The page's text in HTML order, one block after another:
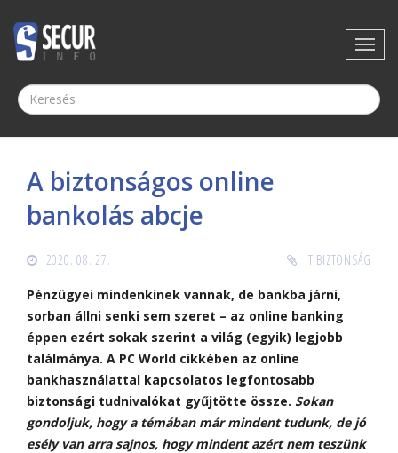
A biztonságos online
bankolás abcje
2020. 08. 27. IT BIZTONSÁG
Pénzügyei mindenkinek vannak, de bankba járni,
sorban állni senki sem szeret – az online banking
éppen ezért sokak szerint a világ (egyik) legjobb
találmánya. A PC World cikkében az online
bankhasználattal kapcsolatos legfontosabb
biztonsági tudnivalókat gyűjtötte össze. Sokan
gondoljuk, hogy a témában már mindent tudunk, de jó
esély van arra sajnos, hogy mindent azért nem teszünk